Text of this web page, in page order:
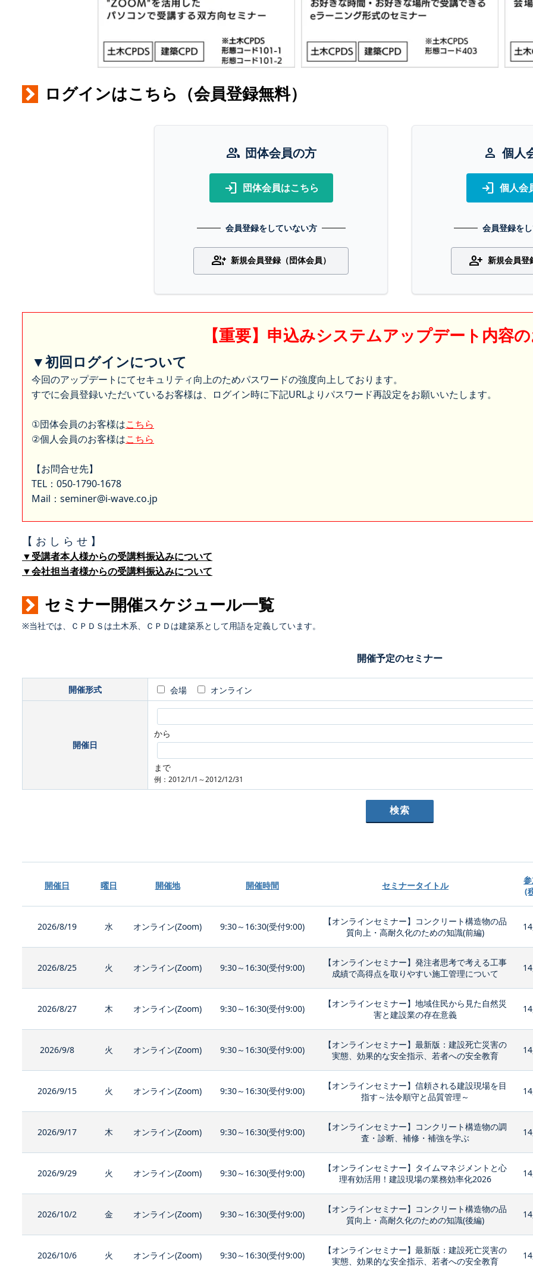
ログインはこちら（会員登録無料）
group 団体会員の方
login 団体会員はこちら
会員登録をしていない方
group_add 新規会員登録（団体会員）
person 個人
login 個人会
会員登録を
person_add 新規会員登
【重要】申込みシステムアップデート内容
▼初回ログインについて
今回のアップデートにてセキュリティ向上のためパスワードの強度向上しております。
すでに会員登録いただいているお客様は、ログイン時に下記URLよりパスワード再設定をお願いいたします。
①団体会員のお客様はこちら
②個人会員のお客様はこちら
【お問合せ先】
TEL：050-1790-1678
Mail：seminer@i-wave.co.jp
【 お し ら せ 】
▼受講者本人様からの受講料振込みについて
▼会社担当者様からの受講料振込みについて
セミナー開催スケジュール一覧
※当社では、ＣＰＤＳは土木系、ＣＰＤは建築系として用語を定義しています。
開催予定のセミナー
開催形式 会場 オンライン
開催日
から
まで
例：2012/1/1～2012/12/31
開催日 曜日 開催地 開催時間 セミナータイトル
(
2026/8/19 水 オンライン(Zoom) 9:30～16:30(受付9:00)
【オンラインセミナー】コンクリート構造物の品
質向上・高耐久化のための知識(前編)
2026/8/25 火 オンライン(Zoom) 9:30～16:30(受付9:00)
【オンラインセミナー】発注者思考で考える工事
成績で高得点を取りやすい施工管理について
2026/8/27 木 オンライン(Zoom) 9:30～16:30(受付9:00)
【オンラインセミナー】地域住民から見た自然災
害と建設業の存在意義
2026/9/8 火 オンライン(Zoom) 9:30～16:30(受付9:00)
【オンラインセミナー】最新版：建設死亡災害の
実態、効果的な安全指示、若者への安全教育
2026/9/15 火 オンライン(Zoom) 9:30～16:30(受付9:00)
【オンラインセミナー】信頼される建設現場を目
指す～法令順守と品質管理～
2026/9/17 木 オンライン(Zoom) 9:30～16:30(受付9:00)
【オンラインセミナー】コンクリート構造物の調
査・診断、補修・補強を学ぶ
2026/9/29 火 オンライン(Zoom) 9:30～16:30(受付9:00)
【オンラインセミナー】タイムマネジメントと心
理有効活用！建設現場の業務効率化2026
2026/10/2 金 オンライン(Zoom) 9:30～16:30(受付9:00)
【オンラインセミナー】コンクリート構造物の品
質向上・高耐久化のための知識(後編)
2026/10/6 火 オンライン(Zoom) 9:30～16:30(受付9:00)
【オンラインセミナー】最新版：建設死亡災害の
実態、効果的な安全指示、若者への安全教育